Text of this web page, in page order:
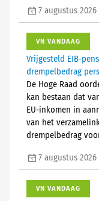
7 augustus 2026
VN VANDAAG
Vrijgesteld EIB-
drempelbedrag
De Hoge Raad
kan bestaan dat
EU-inkomen in
van het
drempelbedrag
7 augustus 2026
VN VANDAAG